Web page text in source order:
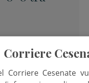
Corriere
Corriere Cesenate